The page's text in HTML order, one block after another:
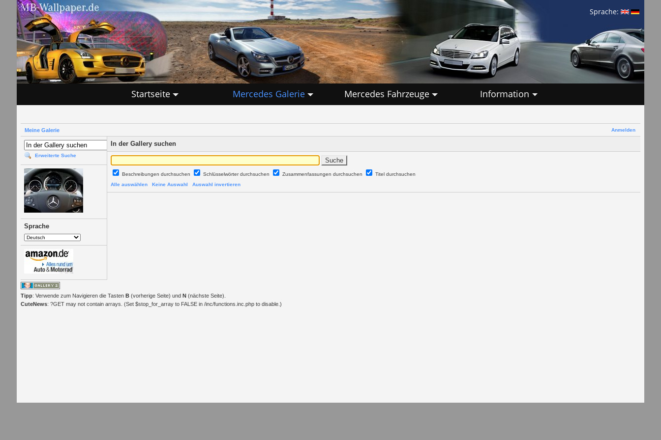
Sprache:
Startseite Mercedes Galerie Mercedes Fahrzeuge Information
Anmelden
Meine Galerie
Erweiterte Suche
Sprache
In der Gallery suchen
Beschreibungen durchsuchen Schlüsselwörter durchsuchen Zusammenfassungen durchsuchen
Titel durchsuchen
Alle auswählen
Keine Auswahl Auswahl invertieren
Tipp: Verwende zum Navigieren die Tasten B(vorherige Seite) und N(nächste Seite).
CuteNews: ?GET may not contain arrays. (Set $stop_for_array to FALSE in /inc/functions.inc.php to disable.)